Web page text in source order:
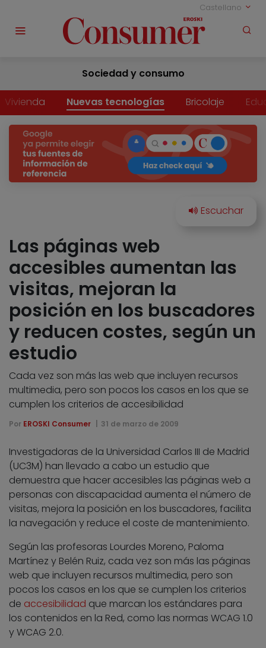
Castellano
Sociedad y consumo
Vivienda Nuevas tecnologías Bricolaje
Las páginas web
accesibles aumentan las
visitas, mejoran la
posición en los buscadores
y reducen costes, según un
estudio
Cada vez son más las web que incluyen recursos
multimedia, pero son pocos los casos en los que se
cumplen los criterios de accesibilidad
Por EROSKI Consumer 31 de marzo de 2009
Investigadoras de la Universidad Carlos III de Madrid
(UC3M) han llevado a cabo un estudio que
demuestra que hacer accesibles las páginas web a
personas con discapacidad aumenta el número de
visitas, mejora la posición en los buscadores, facilita
la navegación y reduce el coste de mantenimiento.
Según las profesoras Lourdes Moreno, Paloma
Martínez y Belén Ruiz, cada vez son más las páginas
web que incluyen recursos multimedia, pero son
pocos los casos en los que se cumplen los criterios
de accesibilidad que marcan los estándares para
los contenidos en la Red, como las normas WCAG 1.0
y WCAG 2.0.